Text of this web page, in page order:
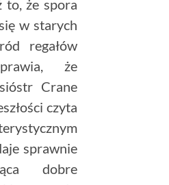
to, że spora
w starych
regałów
że
Crane
czyta
sprawnie
dobre